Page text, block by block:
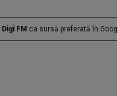
Digi FM ca sursă preferată în